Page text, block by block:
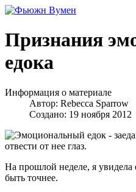
Признания
едока
Информация о материале
Автор: Rebecca Sparrow
Создано: 19 ноября 2012
отвести от нее глаз.
На прошлой неделе, я увидела
быть точнее.